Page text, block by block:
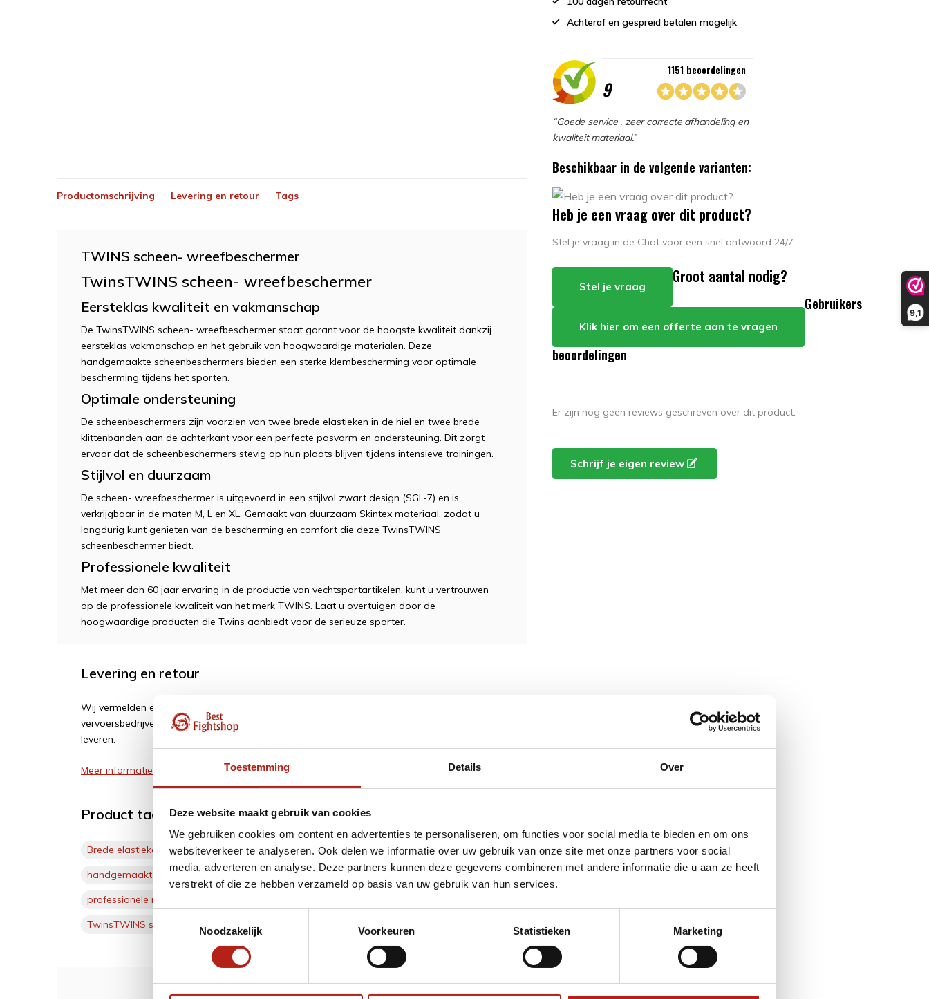
Toestemming Details Over
Deze website maakt gebruik van cookies
We gebruiken cookies om content en advertenties te personaliseren, om functies voor social media te bieden en om ons
websiteverkeer te analyseren. Ook delen we informatie over uw gebruik van onze site met onze partners voor social
media, adverteren en analyse. Deze partners kunnen deze gegevens combineren met andere informatie die u aan ze heeft
verstrekt of die ze hebben verzameld op basis van uw gebruik van hun services.
Noodzakelijk
Voorkeuren Statistieken Marketing
9,1
Achteraf en gespreid betalen mogelijk
9
1151 beoordelingen
“Goede service , zeer correcte afhandeling en
kwaliteit materiaal.”
Beschikbaar in de volgende varianten:
Productomschrijving Levering en retour Tags
TWINS scheen- wreefbeschermer
TwinsTWINS scheen- wreefbeschermer
Eersteklas kwaliteit en vakmanschap
De TwinsTWINS scheen- wreefbeschermer staat garant voor de hoogste kwaliteit dankzij
eersteklas vakmanschap en het gebruik van hoogwaardige materialen. Deze
handgemaakte scheenbeschermers bieden een sterke klembescherming voor optimale
bescherming tijdens het sporten.
Optimale ondersteuning
De scheenbeschermers zijn voorzien van twee brede elastieken in de hiel en twee brede
klittenbanden aan de achterkant voor een perfecte pasvorm en ondersteuning. Dit zorgt
ervoor dat de scheenbeschermers stevig op hun plaats blijven tijdens intensieve trainingen.
Stijlvol en duurzaam
De scheen- wreefbeschermer is uitgevoerd in een stijlvol zwart design (SGL-7) en is
verkrijgbaar in de maten M, L en XL. Gemaakt van duurzaam Skintex materiaal, zodat u
langdurig kunt genieten van de bescherming en comfort die deze TwinsTWINS
scheenbeschermer biedt.
Professionele kwaliteit
Met meer dan 60 jaar ervaring in de productie van vechtsportartikelen, kunt u vertrouwen
op de professionele kwaliteit van het merk TWINS. Laat u overtuigen door de
hoogwaardige producten die Twins aanbiedt voor de serieuze sporter.
Levering en retour
Wij vermelden een geschatte levertijd. Vertragingen kunnen soms voorkomen bij
vervoersbedrijven of leveranciers. Wij zijn soms afhankelijk van hun, en proberen z.s.m te
leveren.
Meer informatie
Product tags
Brede elastieken (1) brede klittenbanden(1) eersteklas vakmanschap(2)
handgemaakt
hoogwaardige kwaliteit(1) Maat LL (1)
professionele merkproducten
TwinsTWINS scheen- wreefbeschermer
Heb je een vraag over dit product?
Stel je vraag in de Chat voor een snel antwoord 24/7
Stel je vraag
Groot aantal nodig?
Klik hier om een offerte aan te vragen
Gebruikers
beoordelingen
Er zijn nog geen reviews geschreven over dit product.
Schrijf je eigen review